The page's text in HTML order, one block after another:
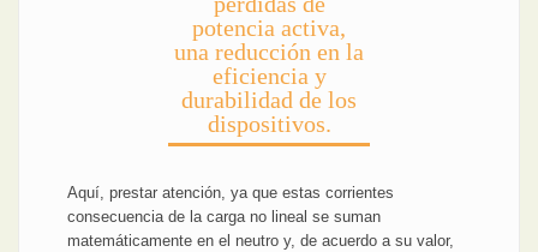
potencia activa,
una reducción en la
eficiencia y
durabilidad de los
dispositivos.
Aquí, prestar atención, ya que estas corrientes
consecuencia de la carga no lineal se suman
matemáticamente en el neutro y, de acuerdo a su valor,